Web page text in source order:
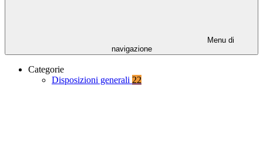
Menu di
navigazione
Categorie
Disposizioni generali 22